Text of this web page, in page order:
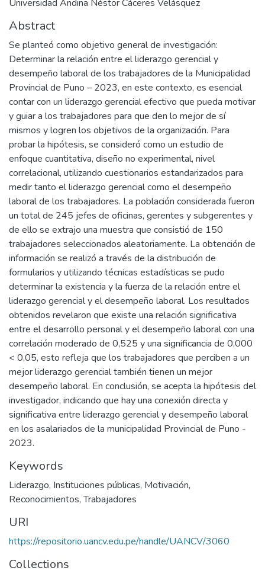
Universidad Andina Néstor Cáceres Velásquez
Abstract
Se planteó como objetivo general de investigación:
Determinar la relación entre el liderazgo gerencial y
desempeño laboral de los trabajadores de la Municipalidad
Provincial de Puno – 2023, en este contexto, es esencial
contar con un liderazgo gerencial efectivo que pueda motivar
y guiar a los trabajadores para que den lo mejor de sí
mismos y logren los objetivos de la organización. Para
probar la hipótesis, se consideró como un estudio de
enfoque cuantitativa, diseño no experimental, nivel
correlacional, utilizando cuestionarios estandarizados para
medir tanto el liderazgo gerencial como el desempeño
laboral de los trabajadores. La población considerada fueron
un total de 245 jefes de oficinas, gerentes y subgerentes y
de ello se extrajo una muestra que consistió de 150
trabajadores seleccionados aleatoriamente. La obtención de
información se realizó a través de la distribución de
formularios y utilizando técnicas estadísticas se pudo
determinar la existencia y la fuerza de la relación entre el
liderazgo gerencial y el desempeño laboral. Los resultados
obtenidos revelaron que existe una relación significativa
entre el desarrollo personal y el desempeño laboral con una
correlación moderado de 0,525 y una significancia de 0,000
< 0,05, esto refleja que los trabajadores que perciben a un
mejor liderazgo gerencial también tienen un mejor
desempeño laboral. En conclusión, se acepta la hipótesis del
investigador, indicando que hay una conexión directa y
significativa entre liderazgo gerencial y desempeño laboral
en los asalariados de la municipalidad Provincial de Puno -
2023.
Keywords
Liderazgo, Instituciones públicas, Motivación,
Reconocimientos,Trabajadores
URI
https://repositorio.uancv.edu.pe/handle/UANCV/3060
Collections